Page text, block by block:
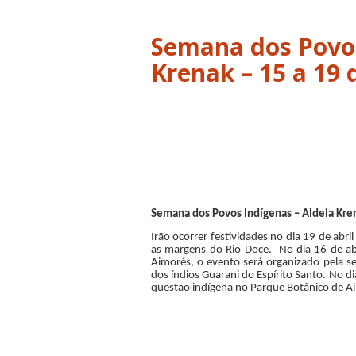
Semana dos
Krenak – 15 a 19
Semana dos Povos Indígenas – Aldeia
Irão ocorrer festividades no dia 19 de
as margens do Rio Doce. No dia 16 de
Aimorés, o evento será organizado pela
dos índios Guarani do Espírito Santo. No
questão indígena no Parque Botânico de